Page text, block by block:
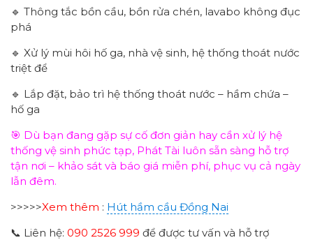
🔹 Thông tắc bồn cầu, bồn rửa chén, lavabo không đục
phá
🔹 Xử lý mùi hôi hố ga, nhà vệ sinh, hệ thống thoát nước
triệt để
🔹 Lắp đặt, bảo trì hệ thống thoát nước – hầm chứa –
hố ga
🎯 Dù bạn đang gặp sự cố đơn giản hay cần xử lý hệ
thống vệ sinh phức tạp, Phát Tài luôn sẵn sàng hỗ trợ
tận nơi – khảo sát và báo giá miễn phí, phục vụ cả ngày
lẫn đêm.
>>>>>Xem thêm : Hút hầm cầu Đồng Nai
📞 Liên hệ: 090 2526 999 để được tư vấn và hỗ trợ